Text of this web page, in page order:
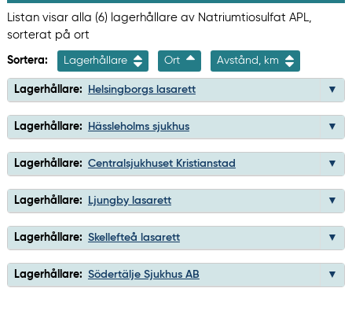
Listan visar alla (6) lagerhållare av Natriumtiosulfat APL,
sorterat på ort
Sortera: Lagerhållare Ort Avstånd, km
Lagerhållare: Helsingborgs lasarett
Lagerhållare: Hässleholms sjukhus
Lagerhållare: Centralsjukhuset Kristianstad
Lagerhållare: Ljungby lasarett
Lagerhållare: Skellefteå lasarett
Lagerhållare: Södertälje Sjukhus AB